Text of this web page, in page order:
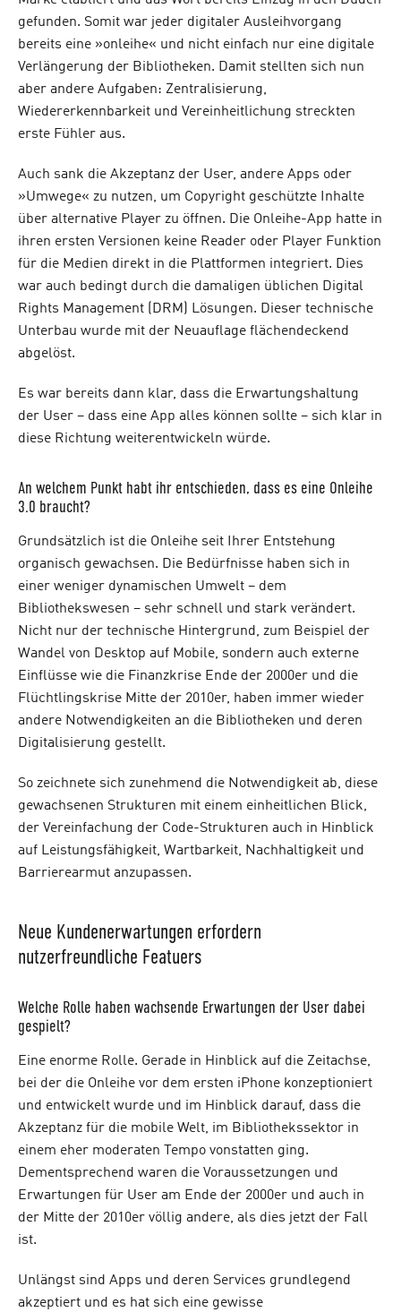
gefunden. Somit war jeder digitaler Ausleihvorgang
bereits eine »onleihe« und nicht einfach nur eine digitale
Verlängerung der Bibliotheken. Damit stellten sich nun
aber andere Aufgaben: Zentralisierung,
Wiedererkennbarkeit und Vereinheitlichung streckten
erste Fühler aus.
Auch sank die Akzeptanz der User, andere Apps oder
»Umwege« zu nutzen, um Copyright geschützte Inhalte
über alternative Player zu öffnen. Die Onleihe-App hatte in
ihren ersten Versionen keine Reader oder Player Funktion
für die Medien direkt in die Plattformen integriert. Dies
war auch bedingt durch die damaligen üblichen Digital
Rights Management (DRM) Lösungen. Dieser technische
Unterbau wurde mit der Neuauflage flächendeckend
abgelöst.
Es war bereits dann klar, dass die Erwartungshaltung
der User – dass eine App alles können sollte – sich klar in
diese Richtung weiterentwickeln würde.
An welchem Punkt habt ihr entschieden, dass es eine Onleihe
3.0 braucht?
Grundsätzlich ist die Onleihe seit Ihrer Entstehung
organisch gewachsen. Die Bedürfnisse haben sich in
einer weniger dynamischen Umwelt – dem
Bibliothekswesen – sehr schnell und stark verändert.
Nicht nur der technische Hintergrund, zum Beispiel der
Wandel von Desktop auf Mobile, sondern auch externe
Einflüsse wie die Finanzkrise Ende der 2000er und die
Flüchtlingskrise Mitte der 2010er, haben immer wieder
andere Notwendigkeiten an die Bibliotheken und deren
Digitalisierung gestellt.
So zeichnete sich zunehmend die Notwendigkeit ab, diese
gewachsenen Strukturen mit einem einheitlichen Blick,
der Vereinfachung der Code-Strukturen auch in Hinblick
auf Leistungsfähigkeit, Wartbarkeit, Nachhaltigkeit und
Barrierearmut anzupassen.
Neue Kundenerwartungen erfordern
nutzerfreundliche Featuers
Welche Rolle haben wachsende Erwartungen der User dabei
gespielt?
Eine enorme Rolle. Gerade in Hinblick auf die Zeitachse,
bei der die Onleihe vor dem ersten iPhone konzeptioniert
und entwickelt wurde und im Hinblick darauf, dass die
Akzeptanz für die mobile Welt, im Bibliothekssektor in
einem eher moderaten Tempo vonstatten ging.
Dementsprechend waren die Voraussetzungen und
Erwartungen für User am Ende der 2000er und auch in
der Mitte der 2010er völlig andere, als dies jetzt der Fall
ist.
Unlängst sind Apps und deren Services grundlegend
akzeptiert und es hat sich eine gewisse